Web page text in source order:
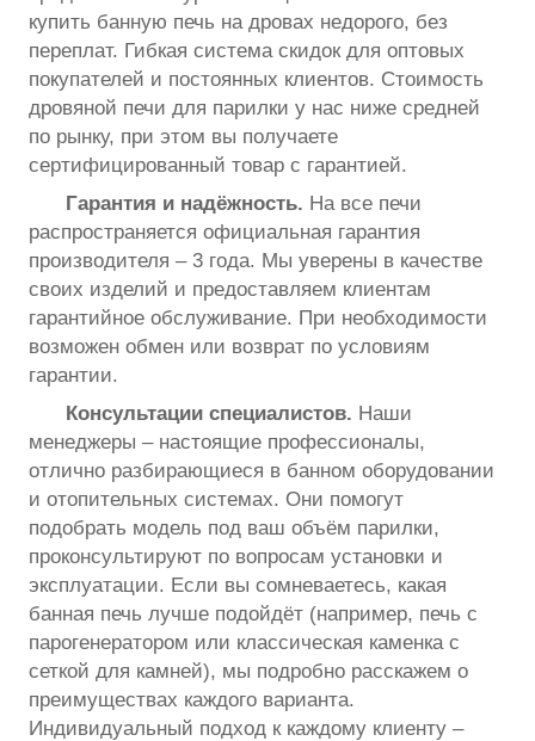
купить банную печь на дровах недорого, без
переплат. Гибкая система скидок для оптовых
покупателей и постоянных клиентов. Стоимость
дровяной печи для парилки у нас ниже средней
по рынку, при этом вы получаете
сертифицированный товар с гарантией.
Гарантия и надёжность. На все печи
распространяется официальная гарантия
производителя – 3 года. Мы уверены в качестве
своих изделий и предоставляем клиентам
гарантийное обслуживание. При необходимости
возможен обмен или возврат по условиям
гарантии.
Консультации специалистов. Наши
менеджеры – настоящие профессионалы,
отлично разбирающиеся в банном оборудовании
и отопительных системах. Они помогут
подобрать модель под ваш объём парилки,
проконсультируют по вопросам установки и
эксплуатации. Если вы сомневаетесь, какая
банная печь лучше подойдёт (например, печь с
парогенератором или классическая каменка с
сеткой для камней), мы подробно расскажем о
преимуществах каждого варианта.
Индивидуальный подход к каждому клиенту –